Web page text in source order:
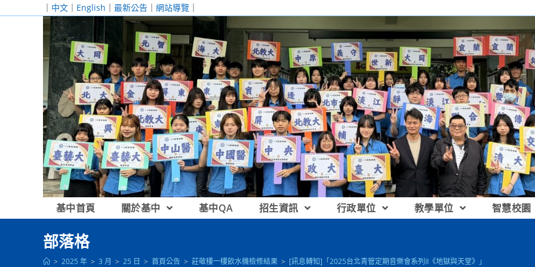
｜ 中文 ｜ English ｜ 最新公告 ｜ 網站導覽 ｜
基中首頁 關於基中 基中QA 招生資訊 行政單位 教學單位 智慧校園
部落格
> 2025 年 > 3 月 > 25 日 > 首頁公告 > 莊敬樓一樓飲水機檢修結果 > [訊息轉知]「2025台北青管定期音樂會系列II《地獄與天堂》」